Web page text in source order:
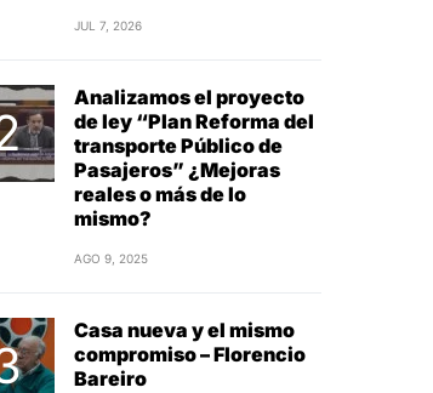
JUL 7, 2026
Analizamos el proyecto
de ley “Plan Reforma del
transporte Público de
Pasajeros” ¿Mejoras
reales o más de lo
mismo?
AGO 9, 2025
Casa nueva y el mismo
compromiso – Florencio
Bareiro